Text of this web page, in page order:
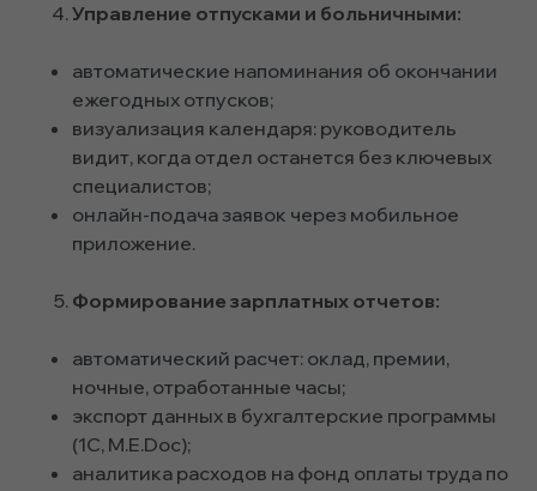
Управление отпусками и больничными:
автоматические напоминания об окончании
ежегодных отпусков;
визуализация календаря: руководитель
видит, когда отдел останется без ключевых
специалистов;
онлайн-подача заявок через мобильное
приложение.
Формирование зарплатных отчетов:
автоматический расчет: оклад, премии,
ночные, отработанные часы;
экспорт данных в бухгалтерские программы
(1С, M.E.Doc);
аналитика расходов на фонд оплаты труда по